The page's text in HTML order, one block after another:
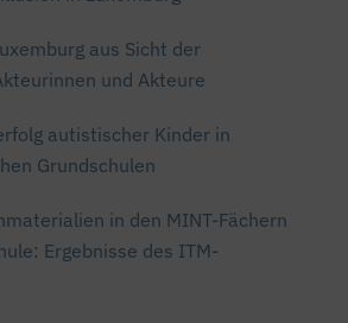
aus Sicht der
und Akteure
autistischer Kinder in
Grundschulen
in den MINT-Fächern
Ergebnisse des ITM-